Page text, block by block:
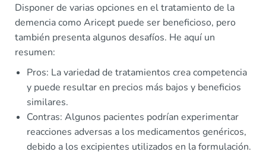
Disponer de varias opciones en el tratamiento de la
demencia como Aricept puede ser beneficioso, pero
también presenta algunos desafíos. He aquí un
resumen:
Pros: La variedad de tratamientos crea competencia
y puede resultar en precios más bajos y beneficios
similares.
Contras: Algunos pacientes podrían experimentar
reacciones adversas a los medicamentos genéricos,
debido a los excipientes utilizados en la formulación.